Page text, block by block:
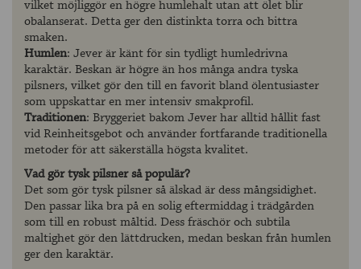
vilket möjliggör en högre humlehalt utan att ölet blir
obalanserat. Detta ger den distinkta torra och bittra
smaken.
Humlen: Jever är känt för sin tydligt humledrivna
karaktär. Beskan är högre än hos många andra tyska
pilsners, vilket gör den till en favorit bland ölentusiaster
som uppskattar en mer intensiv smakprofil.
Traditionen: Bryggeriet bakom Jever har alltid hållit fast
vid Reinheitsgebot och använder fortfarande traditionella
metoder för att säkerställa högsta kvalitet.
Vad gör tysk pilsner så populär?
Det som gör tysk pilsner så älskad är dess mångsidighet.
Den passar lika bra på en solig eftermiddag i trädgården
som till en robust måltid. Dess fräschör och subtila
maltighet gör den lättdrucken, medan beskan från humlen
ger den karaktär.